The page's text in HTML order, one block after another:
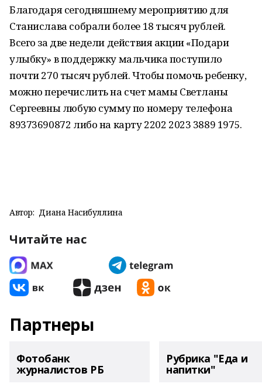
Благодаря сегодняшнему мероприятию для
Станислава собрали более 18 тысяч рублей.
Всего за две недели действия акции «Подари
улыбку» в поддержку мальчика поступило
почти 270 тысяч рублей. Чтобы помочь ребенку,
можно перечислить на счет мамы Светланы
Сергеевны любую сумму по номеру телефона
89373690872 либо на карту 2202 2023 3889 1975.
Автор: Диана Насибуллина
Читайте нас
Партнеры
Фотобанк
журналистов РБ
Рубрика "Еда и
напитки"